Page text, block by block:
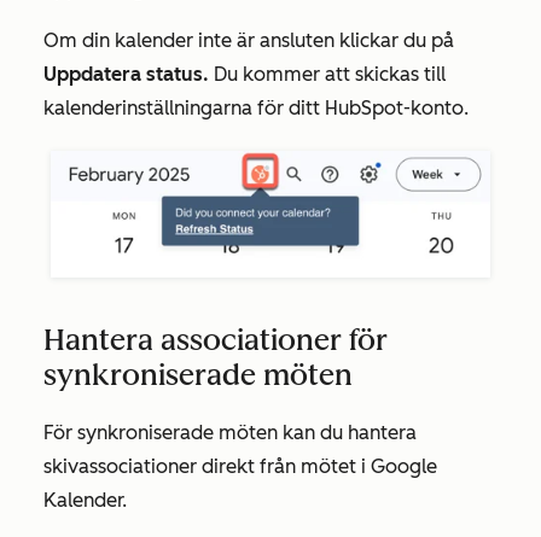
Om din kalender inte är ansluten klickar du på
Uppdatera status. Du kommer att skickas till
kalenderinställningarna för ditt HubSpot-konto.
Hantera associationer för
synkroniserade möten
För synkroniserade möten kan du hantera
skivassociationer direkt från mötet i Google
Kalender.